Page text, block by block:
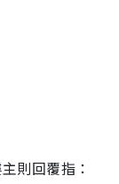
則回覆指：